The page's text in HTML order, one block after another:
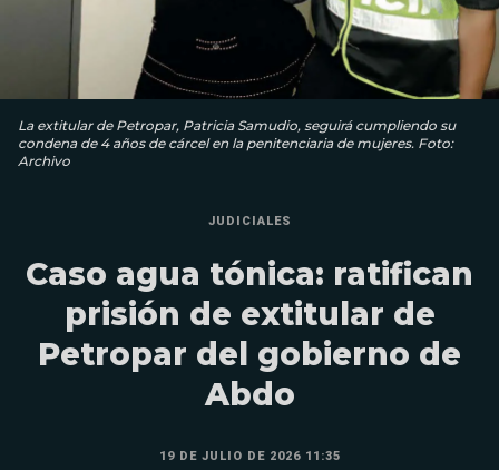
La extitular de Petropar, Patricia Samudio, seguirá cumpliendo su
condena de 4 años de cárcel en la penitenciaria de mujeres. Foto:
Archivo
JUDICIALES
Caso agua tónica: ratifican
prisión de extitular de
Petropar del gobierno de
Abdo
19 DE JULIO DE 2026 11:35